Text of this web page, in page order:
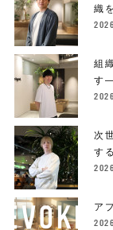
織
組
す
次
す
ア